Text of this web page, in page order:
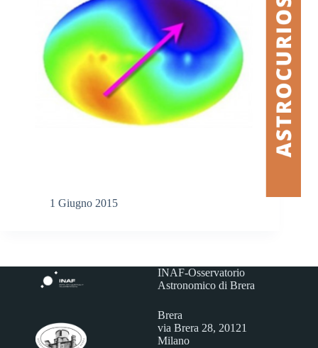
1 Giugno 2015
INAF-Osservatorio
Astronomico di Brera
Brera
via Brera 28, 20121
Milano